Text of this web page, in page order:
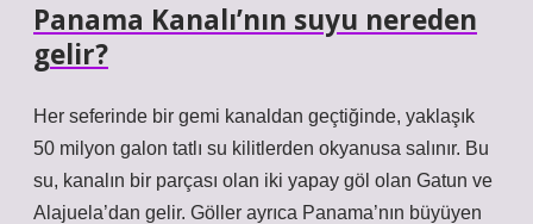
Panama Kanalı’nın suyu nereden
gelir?
Her seferinde bir gemi kanaldan geçtiğinde, yaklaşık
50 milyon galon tatlı su kilitlerden okyanusa salınır. Bu
su, kanalın bir parçası olan iki yapay göl olan Gatun ve
Alajuela’dan gelir. Göller ayrıca Panama’nın büyüyen